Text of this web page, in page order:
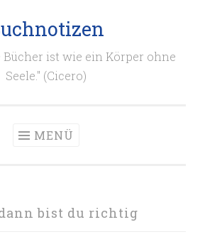
Bücher ist wie ein Körper ohne
Seele." (Cicero)
MENÜ
bist du richtig